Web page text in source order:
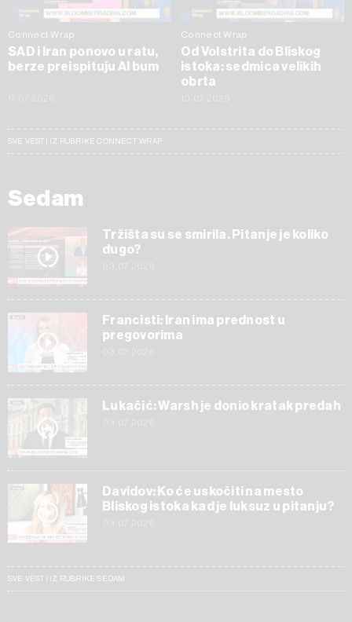
Connect Wrap
SAD i Iran ponovo u ratu,
berze preispituju AI bum
Connect Wrap
Od Volstrita do Bliskog
istoka: sedmica velikih
obrta
SVE VESTI IZ RUBRIKE CONNECT WRAP
Sedam
Tržišta su se smirila. Pitanje je koliko
dugo?
Francisti: Iran ima prednost u
pregovorima
Lukačić: Warsh je donio kratak predah
Davidov: Ko će uskočiti na mesto
Bliskog istoka kad je luksuz u pitanju?
SVE VESTI IZ RUBRIKE SEDAM